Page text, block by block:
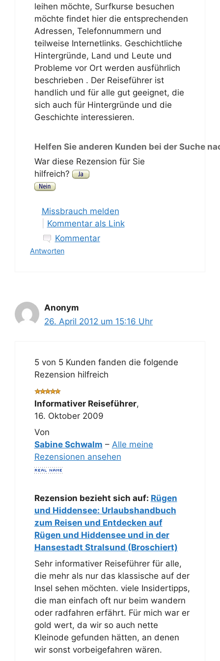
leihen möchte, Surfkurse besuchen
möchte findet hier die entsprechenden
Adressen, Telefonnummern und
teilweise Internetlinks. Geschichtliche
Hintergründe, Land und Leute und
Probleme vor Ort werden ausführlich
beschrieben . Der Reiseführer ist
handlich und für alle gut geeignet, die
sich auch für Hintergründe und die
Geschichte interessieren.
Helfen Sie anderen Kunden bei der Suche
War diese Rezension für Sie
hilfreich?
Missbrauch melden
Kommentar als Link
Kommentar
Antworten
Anonym
26. April 2012 um 15:16 Uhr
5 von 5 Kunden fanden die folgende
Rezension hilfreich
Informativer Reiseführer,
16. Oktober 2009
Von
Sabine Schwalm – Alle meine
Rezensionen ansehen
Rezension bezieht sich auf: Rügen
und Hiddensee: Urlaubshandbuch
zum Reisen und Entdecken auf
Rügen und Hiddensee und in der
Hansestadt Stralsund (Broschiert)
Sehr informativer Reiseführer für alle,
die mehr als nur das klassische auf der
Insel sehen möchten. viele Insidertipps,
die man einfach oft nur beim wandern
oder radfahren erfährt. Für mich war er
gold wert, da wir so auch nette
Kleinode gefunden hätten, an denen
wir sonst vorbeigefahren wären.